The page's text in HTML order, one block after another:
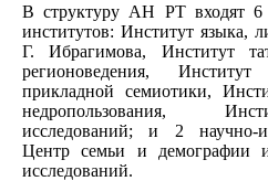
В структуру АН РТ входят 6
институтов: Институт языка,
Г. Ибрагимова, Институт
регионоведения,
прикладной семиотики,
недропользования,
исследований; и 2 научно-
Центр семьи и демографии
исследований.